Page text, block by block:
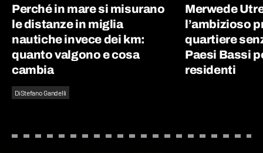
Perché in mare si misurano
le distanze in miglia
nautiche invece dei km:
quanto valgono e cosa
cambia
DiStefano Gandelli
Merwede
l’ambizioso
quartiere
Paesi Bassi
residenti